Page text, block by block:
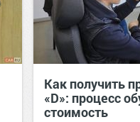
Как получить
«D»: процесс
стоимость